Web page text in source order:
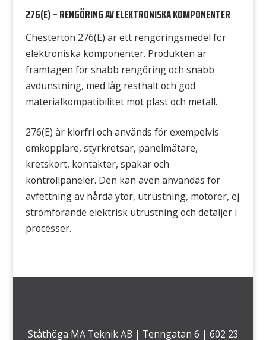
276(E) – RENGÖRING AV ELEKTRONISKA KOMPONENTER
Chesterton 276(E) är ett rengöringsmedel för
elektroniska komponenter. Produkten är
framtagen för snabb rengöring och snabb
avdunstning, med låg resthalt och god
materialkompatibilitet mot plast och metall.
276(E) är klorfri och används för exempelvis
omkopplare, styrkretsar, panelmätare,
kretskort, kontakter, spakar och
kontrollpaneler. Den kan även användas för
avfettning av hårda ytor, utrustning, motorer, ej
strömförande elektrisk utrustning och detaljer i
processer.
Ståthöga MA Teknik AB | Tenngatan 6 | 602 23